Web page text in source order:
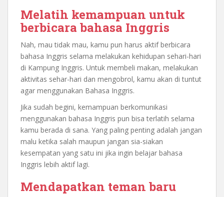
Melatih kemampuan untuk
berbicara bahasa Inggris
Nah, mau tidak mau, kamu pun harus aktif berbicara
bahasa Inggris selama melakukan kehidupan sehari-hari
di Kampung Inggris. Untuk membeli makan, melakukan
aktivitas sehar-hari dan mengobrol, kamu akan di tuntut
agar menggunakan Bahasa Inggris.
Jika sudah begini, kemampuan berkomunikasi
menggunakan bahasa Inggris pun bisa terlatih selama
kamu berada di sana. Yang paling penting adalah jangan
malu ketika salah maupun jangan sia-siakan
kesempatan yang satu ini jika ingin belajar bahasa
Inggris lebih aktif lagi.
Mendapatkan teman baru